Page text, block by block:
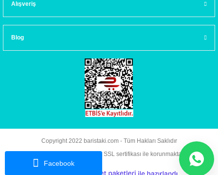
Facebook
Alışveriş
Blog
Copyright 2022 baristaki.com - Tüm Hakları Saklıdır
Kredi kartı bilgileriniz 256bit SSL sertifikası ile korunmaktadır.
e- ile